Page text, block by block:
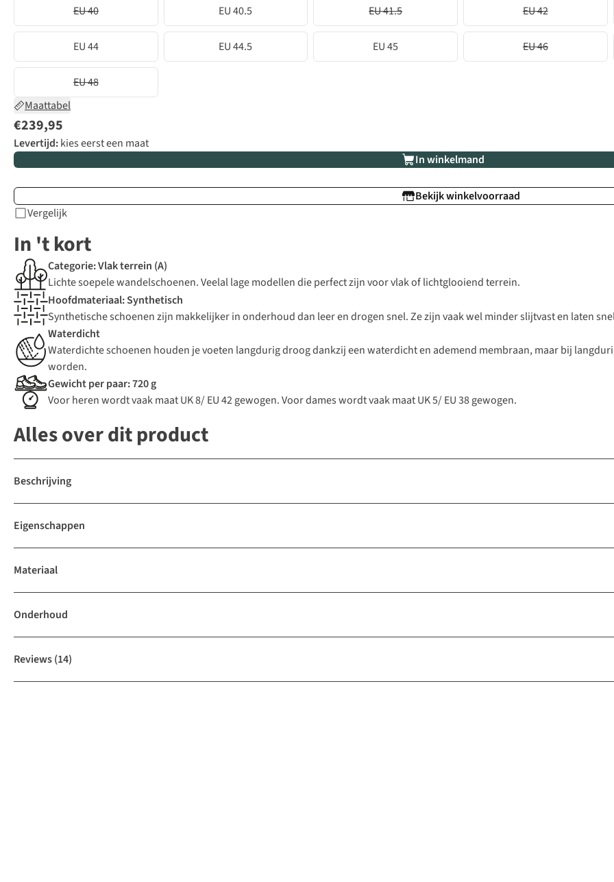
EU 40
EU 40.5 EU 41.5 EU 42
EU 44 EU 44.5 EU 45 EU 46
EU 48
Maattabel
€239,95
Levertijd:kies eerst een maat
In winkelmand
Bekijk winkelvoorraad
Vergelijk
In 't kort
Categorie: Vlak terrein (A)
Lichte soepele wandelschoenen. Veelal lage modellen die perfect zijn voor vlak of lichtglooiend terrein.
Hoofdmateriaal: Synthetisch
Synthetische schoenen zijn makkelijker in onderhoud dan leer en drogen snel. Ze zijn vaak wel minder slijtvast en laten
Waterdicht
Waterdichte schoenen houden je voeten langdurig droog dankzij een waterdicht en ademend membraan, maar bij
worden.
Gewicht per paar: 720 g
Voor heren wordt vaak maat UK 8/ EU 42 gewogen. Voor dames wordt vaak maat UK 5/ EU 38 gewogen.
Alles over dit product
Beschrijving
Eigenschappen
Materiaal
Onderhoud
Reviews(14)